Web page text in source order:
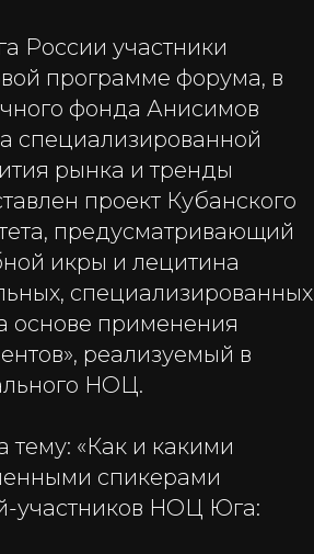
России участники
программе форума, в
фонда Анисимов
специализированной
рынка и тренды
проект Кубанского
предусматривающий
икры и лецитина
специализированных
основе применения
реализуемый в
НОЦ.
тему: «Как и какими
спикерами
участников НОЦ Юга: